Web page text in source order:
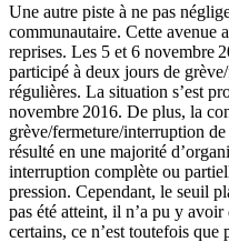
Une autre piste à ne pas
communautaire. Cette avenue
reprises. Les 5 et 6 novembre
participé à deux jours de
régulières. La situation s’est
novembre 2016. De plus, la
grève/fermeture/interruption de
résulté en une majorité
interruption complète ou
pression. Cependant, le seuil
pas été atteint, il n’a pu y
certains, ce n’est toutefois que